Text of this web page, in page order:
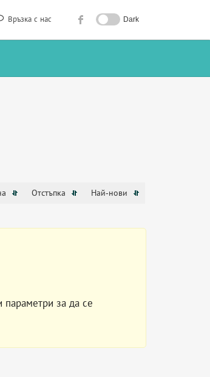
Връзка с нас Dark
Отстъпка Най-нови
параметри за да се